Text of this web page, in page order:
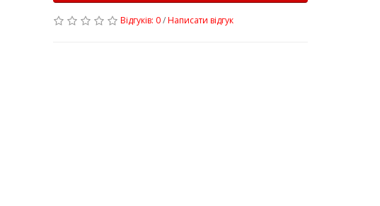
Відгуків: 0/Написати відгук